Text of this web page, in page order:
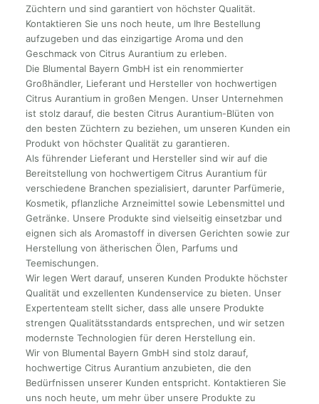
Züchtern und sind garantiert von höchster Qualität.
Kontaktieren Sie uns noch heute, um Ihre Bestellung
aufzugeben und das einzigartige Aroma und den
Geschmack von Citrus Aurantium zu erleben.
Die Blumental Bayern GmbH ist ein renommierter
Großhändler, Lieferant und Hersteller von hochwertigen
Citrus Aurantium in großen Mengen. Unser Unternehmen
ist stolz darauf, die besten Citrus Aurantium-Blüten von
den besten Züchtern zu beziehen, um unseren Kunden ein
Produkt von höchster Qualität zu garantieren.
Als führender Lieferant und Hersteller sind wir auf die
Bereitstellung von hochwertigem Citrus Aurantium für
verschiedene Branchen spezialisiert, darunter Parfümerie,
Kosmetik, pflanzliche Arzneimittel sowie Lebensmittel und
Getränke. Unsere Produkte sind vielseitig einsetzbar und
eignen sich als Aromastoff in diversen Gerichten sowie zur
Herstellung von ätherischen Ölen, Parfums und
Teemischungen.
Wir legen Wert darauf, unseren Kunden Produkte höchster
Qualität und exzellenten Kundenservice zu bieten. Unser
Expertenteam stellt sicher, dass alle unsere Produkte
strengen Qualitätsstandards entsprechen, und wir setzen
modernste Technologien für deren Herstellung ein.
Wir von Blumental Bayern GmbH sind stolz darauf,
hochwertige Citrus Aurantium anzubieten, die den
Bedürfnissen unserer Kunden entspricht. Kontaktieren Sie
uns noch heute, um mehr über unsere Produkte zu